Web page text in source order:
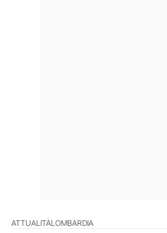
ATTUALITÀLOMBARDIA